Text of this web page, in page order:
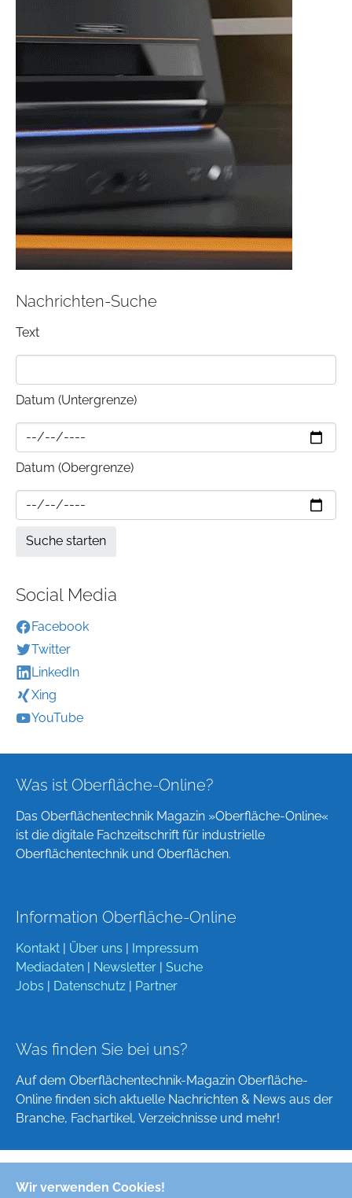
Wir verwenden Cookies!
Nachrichten-Suche
Text
Datum (Untergrenze)
Datum (Obergrenze)
Social Media
Facebook
Twitter
LinkedIn
Xing
YouTube
Was ist Oberfläche-Online?
Das Oberflächentechnik Magazin »Oberfläche-Online«
ist die digitale Fachzeitschrift für industrielle
Oberflächentechnik und Oberflächen.
Information Oberfläche-Online
Kontakt Über uns
Impressum
Mediadaten
Newsletter
Suche
Jobs
Datenschutz Partner
Was finden Sie bei uns?
Auf dem Oberflächentechnik-Magazin Oberfläche-
Online finden sich aktuelle Nachrichten & News aus der
Branche, Fachartikel, Verzeichnisse und mehr!
Deutsch